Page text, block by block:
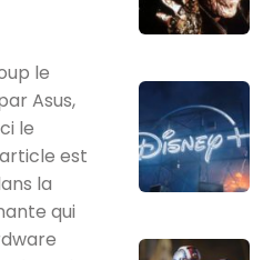
le
Asus,
le
est
la
qui